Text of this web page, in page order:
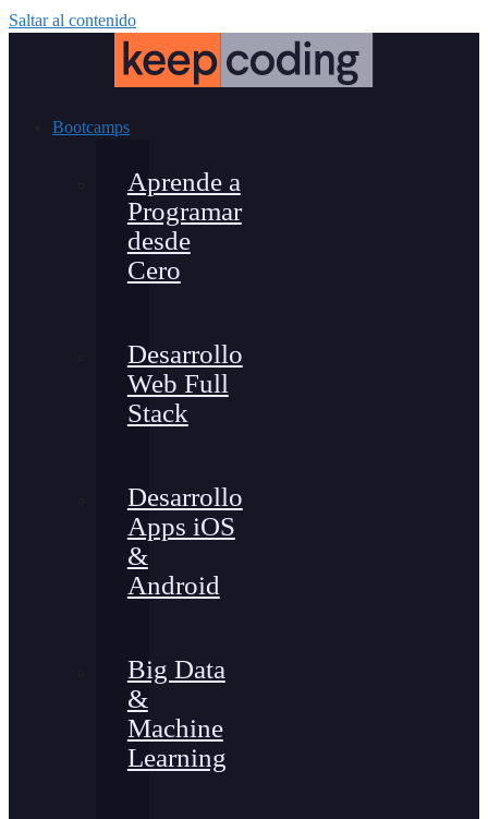
Saltar al contenido
Bootcamps
Aprende a
Programar
desde
Cero
Desarrollo
Web Full
Stack
Desarrollo
Apps iOS
&
Android
Big Data
&
Machine
Learning